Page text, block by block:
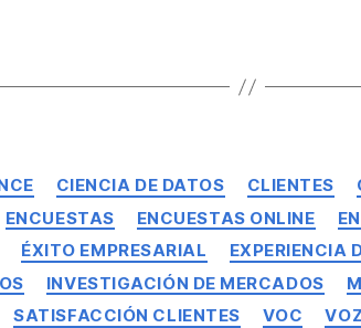
CIENCIA DE DATOS CLIENTES
ENCUESTAS ENCUESTAS ONLINE
ÉXITO EMPRESARIAL EXPERIENCIA
INVESTIGACIÓN DE MERCADOS
SATISFACCIÓN CLIENTES
VOC